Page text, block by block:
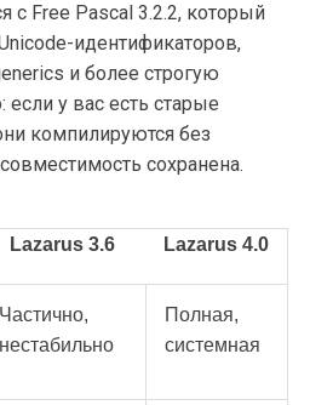
с Free Pascal 3.2.2, который
идентификаторов,
и более строгую
у вас есть старые
компилируются без
сохранена.
Lazarus 3.6 Lazarus 4.0
Частично,
нестабильно
Полная,
системная